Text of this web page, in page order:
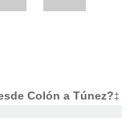
Colón a Túnez?‡